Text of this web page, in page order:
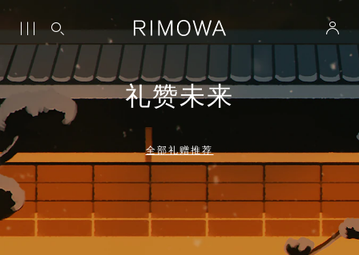
礼赞未来
全部礼赠推荐